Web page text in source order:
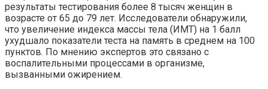
результаты тестирования более 8 тысяч женщин в
возрасте от 65 до 79 лет. Исследователи обнаружили,
что увеличение индекса массы тела (ИМТ) на 1 балл
ухудшало показатели теста на память в среднем на 100
пунктов. По мнению экспертов это связано с
воспалительными процессами в организме,
вызванными ожирением.